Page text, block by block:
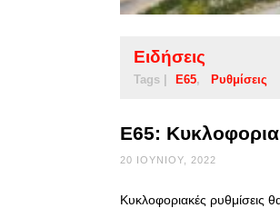
Ειδήσεις
Tags | Ε65 Ρυθμίσεις
Ε65:
20 ΙΟΥΝΊΟΥ, 2022
Κυκλοφοριακές ρυθμίσεις